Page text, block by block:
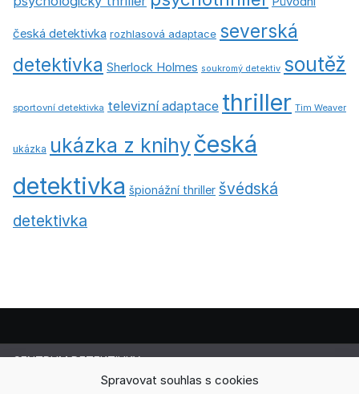
Spravovat souhlas s cookies
česká detektivka rozhlasová adaptace severská
detektivka Sherlock Holmes soukromý detektiv soutěž
sportovní detektivka televizní adaptace thriller Tim Weaver
ukázka ukázka z knihy česká
detektivka špionážní thriller švédská
detektivka
CENTRUM DETEKTIVKY
Lucie Cermanová